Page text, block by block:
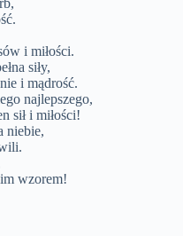
i miłości.
siły,
i mądrość.
najlepszego,
sił i miłości!
niebie,
wzorem!